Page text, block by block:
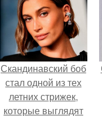
Скандинавский боб
стал одной из тех
летних стрижек,
которые выглядят